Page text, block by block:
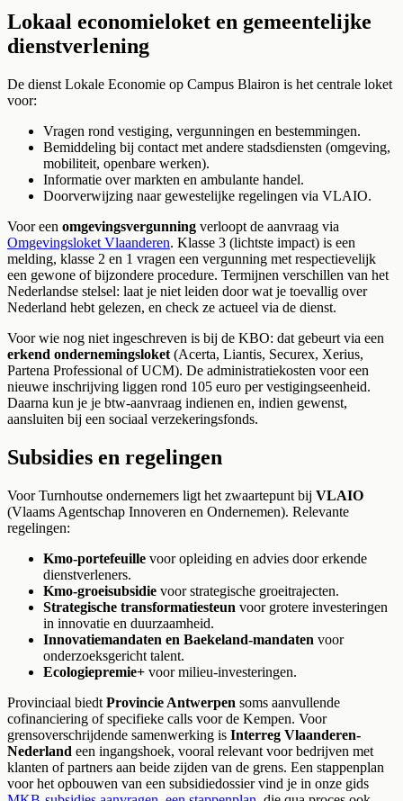
Lokaal economieloket en gemeentelijke
dienstverlening
De dienst Lokale Economie op Campus Blairon is het centrale loket
voor:
Vragen rond vestiging, vergunningen en bestemmingen.
Bemiddeling bij contact met andere stadsdiensten (omgeving,
mobiliteit, openbare werken).
Informatie over markten en ambulante handel.
Doorverwijzing naar gewestelijke regelingen via VLAIO.
Voor een omgevingsvergunning verloopt de aanvraag via
Omgevingsloket Vlaanderen. Klasse 3 (lichtste impact) is een
melding, klasse 2 en 1 vragen een vergunning met respectievelijk
een gewone of bijzondere procedure. Termijnen verschillen van het
Nederlandse stelsel: laat je niet leiden door wat je toevallig over
Nederland hebt gelezen, en check ze actueel via de dienst.
Voor wie nog niet ingeschreven is bij de KBO: dat gebeurt via een
erkend ondernemingsloket (Acerta, Liantis, Securex, Xerius,
Partena Professional of UCM). De administratiekosten voor een
nieuwe inschrijving liggen rond 105 euro per vestigingseenheid.
Daarna kun je je btw-aanvraag indienen en, indien gewenst,
aansluiten bij een sociaal verzekeringsfonds.
Subsidies en regelingen
Voor Turnhoutse ondernemers ligt het zwaartepunt bij VLAIO
(Vlaams Agentschap Innoveren en Ondernemen). Relevante
regelingen:
Kmo-portefeuille voor opleiding en advies door erkende
dienstverleners.
Kmo-groeisubsidie voor strategische groeitrajecten.
Strategische transformatiesteun voor grotere investeringen
in innovatie en duurzaamheid.
Innovatiemandaten en Baekeland-mandaten voor
onderzoeksgericht talent.
Ecologiepremie+ voor milieu-investeringen.
Provinciaal biedt Provincie Antwerpen soms aanvullende
cofinanciering of specifieke calls voor de Kempen. Voor
grensoverschrijdende samenwerking is Interreg Vlaanderen-
Nederland een ingangshoek, vooral relevant voor bedrijven met
klanten of partners aan beide zijden van de grens. Een stappenplan
voor het opbouwen van een subsidiedossier vind je in onze gids